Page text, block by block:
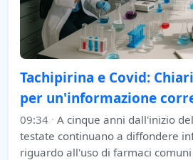
Tachipirina e Covid:
per un'informazione
09:34 · A cinque anni dall'inizio
testate continuano a diffondere
riguardo all'uso di farmaci